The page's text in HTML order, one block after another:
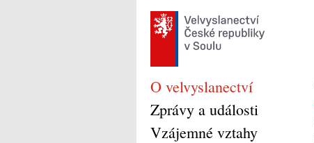
O velvyslanectví
Zprávy a události
Vzájemné vztahy